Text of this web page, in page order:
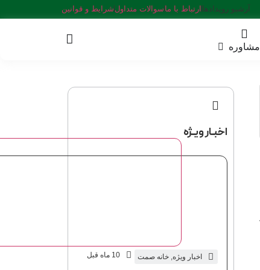
آرشیو رویدادها ارتباط با ما سوالات متداول شرایط و قوانین
مشاوره
اخبـار ویـژه
اخبار ویژه,خانه صمت 10 ماه قبل